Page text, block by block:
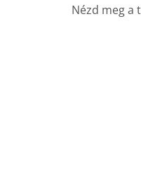
Nézd meg a